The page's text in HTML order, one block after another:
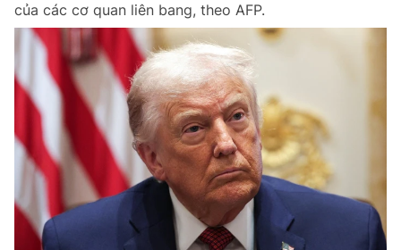
của các cơ quan liên bang, theo AFP.